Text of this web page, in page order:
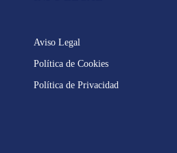
Aviso Legal
Política de Cookies
Política de Privacidad